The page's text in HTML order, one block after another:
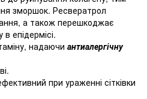
зморшок. Ресвератрол
а також перешкоджає
епідермісі.
надаючи антиалергічну
при ураженні сітківки